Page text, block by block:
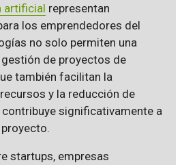
artificial representan
los emprendedores del
no solo permiten una
de proyectos de
también facilitan la
y la reducción de
significativamente a
startups, empresas